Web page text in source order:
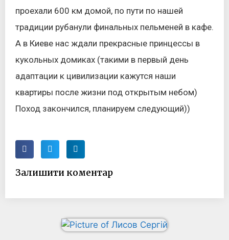
проехали 600 км домой, по пути по нашей
традиции рубанули финальных пельменей в кафе.
А в Киеве нас ждали прекрасные принцессы в
кукольных домиках (такими в первый день
адаптации к цивилизации кажутся наши
квартиры после жизни под открытым небом)
Поход закончился, планируем следующий))
Залишити коментар